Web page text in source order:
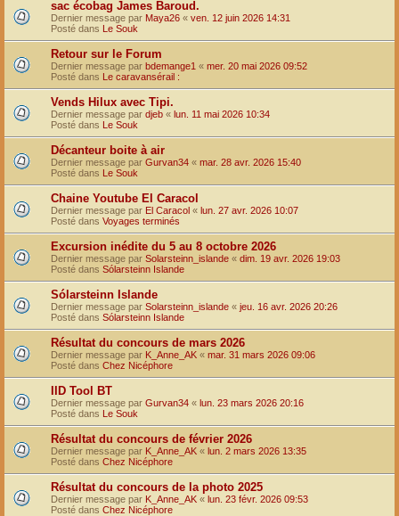
sac écobag James Baroud.
Dernier message par Maya26 « ven. 12 juin 2026 14:31
Posté dans Le Souk
Retour sur le Forum
Dernier message par bdemange1 « mer. 20 mai 2026 09:52
Posté dans Le caravansérail :
Vends Hilux avec Tipi.
Dernier message par djeb « lun. 11 mai 2026 10:34
Posté dans Le Souk
Décanteur boite à air
Dernier message par Gurvan34 « mar. 28 avr. 2026 15:40
Posté dans Le Souk
Chaine Youtube El Caracol
Dernier message par El Caracol « lun. 27 avr. 2026 10:07
Posté dans Voyages terminés
Excursion inédite du 5 au 8 octobre 2026
Dernier message par Solarsteinn_islande « dim. 19 avr. 2026 19:03
Posté dans Sólarsteinn Islande
Sólarsteinn Islande
Dernier message par Solarsteinn_islande « jeu. 16 avr. 2026 20:26
Posté dans Sólarsteinn Islande
Résultat du concours de mars 2026
Dernier message par K_Anne_AK « mar. 31 mars 2026 09:06
Posté dans Chez Nicéphore
IID Tool BT
Dernier message par Gurvan34 « lun. 23 mars 2026 20:16
Posté dans Le Souk
Résultat du concours de février 2026
Dernier message par K_Anne_AK « lun. 2 mars 2026 13:35
Posté dans Chez Nicéphore
Résultat du concours de la photo 2025
Dernier message par K_Anne_AK « lun. 23 févr. 2026 09:53
Posté dans Chez Nicéphore